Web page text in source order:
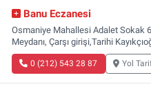
Banu Eczanesi
Osmaniye Mahallesi Adalet Sokak
Meydanı, Çarşı girişi,Tarihi
0 (212) 543 28 87 Yol